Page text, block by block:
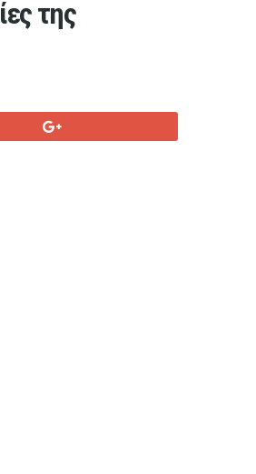
της